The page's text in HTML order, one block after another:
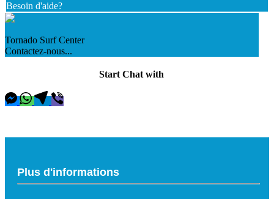
Besoin d'aide?
Tornado Surf Center
Contactez-nous...
Start Chat with
Plus d'informations